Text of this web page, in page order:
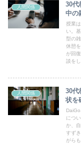
人間関係
30代
中の
授業
い。
型の
休憩
が回
談をし
人間関係
30代
状を
につ
か、
すず
がら